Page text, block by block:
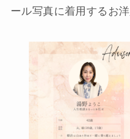
ール写真に着用するお